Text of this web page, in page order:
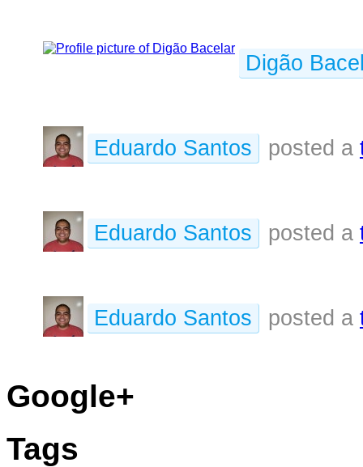
Digão
Eduardo Santos posted a
Eduardo Santos posted a
Eduardo Santos posted a
Google+
Tags